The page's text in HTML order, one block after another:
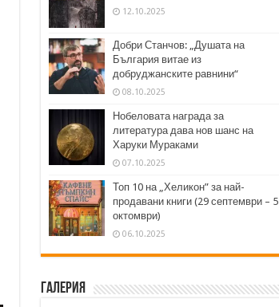
12.10.2025
Добри Станчов: „Душата на
България витае из
добруджанските равнини“
08.10.2025
Нобеловата награда за
литература дава нов шанс на
Харуки Мураками
07.10.2025
Топ 10 на „Хеликон” за най-
продавани книги (29 септември – 5
октомври)
06.10.2025
Галерия